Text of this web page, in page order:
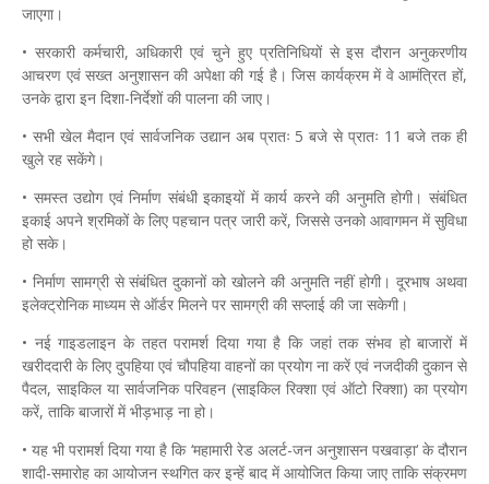
जाएगा।
• सरकारी कर्मचारी, अधिकारी एवं चुने हुए प्रतिनिधियों से इस दौरान अनुकरणीय
आचरण एवं सख्त अनुशासन की अपेक्षा की गई है। जिस कार्यक्रम में वे आमंत्रित हों,
उनके द्वारा इन दिशा-निर्देशों की पालना की जाए।
• सभी खेल मैदान एवं सार्वजनिक उद्यान अब प्रातः 5 बजे से प्रातः 11 बजे तक ही
खुले रह सकेंगे।
• समस्त उद्योग एवं निर्माण संबंधी इकाइयों में कार्य करने की अनुमति होगी। संबंधित
इकाई अपने श्रमिकों के लिए पहचान पत्र जारी करें, जिससे उनको आवागमन में सुविधा
हो सके।
• निर्माण सामग्री से संबंधित दुकानों को खोलने की अनुमति नहीं होगी। दूरभाष अथवा
इलेक्ट्रोनिक माध्यम से ऑर्डर मिलने पर सामग्री की सप्लाई की जा सकेगी।
• नई गाइडलाइन के तहत परामर्श दिया गया है कि जहां तक संभव हो बाजारों में
खरीददारी के लिए दुपहिया एवं चौपहिया वाहनों का प्रयोग ना करें एवं नजदीकी दुकान से
पैदल, साइकिल या सार्वजनिक परिवहन (साइकिल रिक्शा एवं ऑटो रिक्शा) का प्रयोग
करें, ताकि बाजारों में भीड़भाड़ ना हो।
• यह भी परामर्श दिया गया है कि ‘महामारी रेड अलर्ट-जन अनुशासन पखवाड़ा‘ के दौरान
शादी-समारोह का आयोजन स्थगित कर इन्हें बाद में आयोजित किया जाए ताकि संक्रमण